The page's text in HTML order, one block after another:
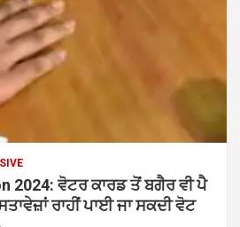
2024: ਵੋਟਰ ਕਾਰਡ ਤੋਂ ਬਗੈਰ ਵੀ ਪੈ
ਰਾਹੀਂ ਪਾਈ ਜਾ ਸਕਦੀ ਵੋਟ